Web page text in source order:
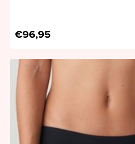
€96,95